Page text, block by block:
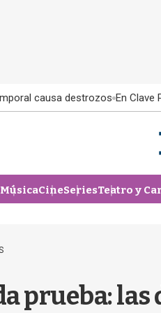
causa destrozos En Clave
MúsicaCineSeriesTeatro y
prueba: